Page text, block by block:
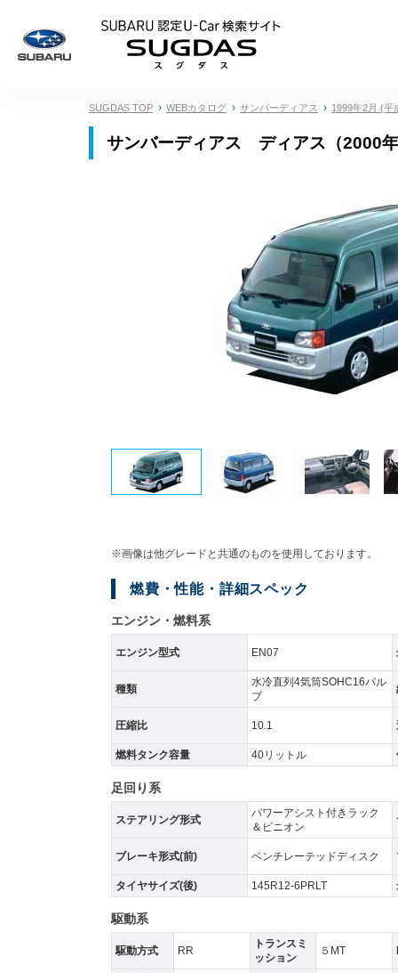
SUGDAS TOP WEBカタログ サンバーディアス 1999年2月 (平
サンバーディアス ディアス（2000
※画像は他グレードと共通のものを使用しております。
燃費・性能・詳細スペック
エンジン・燃料系
エンジン型式 EN07
種類
水冷直列4気筒SOHC16バル
ブ
圧縮比 10.1
燃料タンク容量 40リットル
足回り系
ステアリング形式
パワーアシスト付きラック
＆ピニオン
ブレーキ形式(前) ベンチレーテッドディスク
タイヤサイズ(後) 145R12-6PRLT
駆動系
駆動方式 RR
トランスミ
ッション
５MT